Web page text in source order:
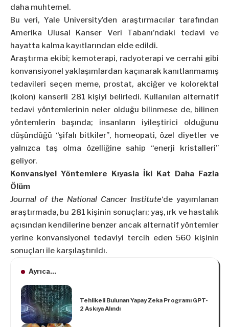
daha muhtemel.
Bu veri, Yale University’den araştırmacılar tarafından
Amerika Ulusal Kanser Veri Tabanı’ndaki tedavi ve
hayatta kalma kayıtlarından elde edildi.
Araştırma ekibi; kemoterapi, radyoterapi ve cerrahi gibi
konvansiyonel yaklaşımlardan kaçınarak kanıtlanmamış
tedavileri seçen meme, prostat, akciğer ve kolorektal
(kolon) kanserli 281 kişiyi belirledi. Kullanılan alternatif
tedavi yöntemlerinin neler olduğu bilinmese de, bilinen
yöntemlerin başında; insanların iyileştirici olduğunu
düşündüğü “şifalı bitkiler”, homeopati, özel diyetler ve
yalnızca taş olma özelliğine sahip “enerji kristalleri”
geliyor.
Konvansiyel Yöntemlere Kıyasla İki Kat Daha Fazla
Ölüm
Journal of the National Cancer Institute‘de yayımlanan
araştırmada, bu 281 kişinin sonuçları; yaş, ırk ve hastalık
açısından kendilerine benzer ancak alternatif yöntemler
yerine konvansiyonel tedaviyi tercih eden 560 kişinin
sonuçları ile karşılaştırıldı.
Ayrıca...
Tehlikeli Bulunan Yapay Zeka Programı GPT-
2 Askıya Alındı